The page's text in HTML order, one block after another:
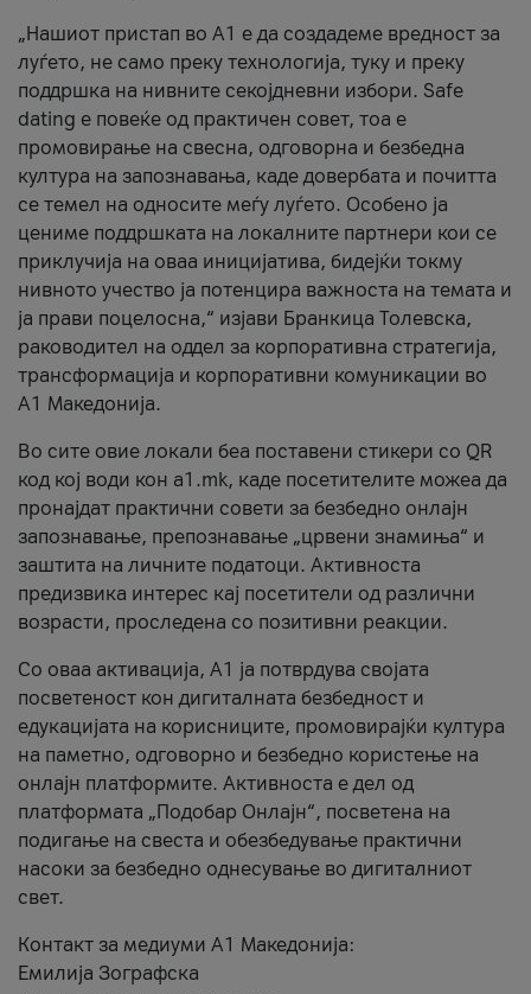
„Нашиот пристап во А1 е да создадеме вредност за
луѓето, не само преку технологија, туку и преку
поддршка на нивните секојдневни избори. Safe
dating е повеќе од практичен совет, тоа е
промовирање на свесна, одговорна и безбедна
култура на запознавања, каде довербата и почитта
се темел на односите меѓу луѓето. Особено ја
цениме поддршката на локалните партнери кои се
приклучија на оваа иницијатива, бидејќи токму
нивното учество ја потенцира важноста на темата и
ја прави поцелосна,“ изјави Бранкица Толевска,
раководител на оддел за корпоративна стратегија,
трансформација и корпоративни комуникации во
А1 Македонија.
Во сите овие локали беа поставени стикери со QR
код кој води кон a1.mk, каде посетителите можеа да
пронајдат практични совети за безбедно онлајн
запознавање, препознавање „црвени знамиња“ и
заштита на личните податоци. Активноста
предизвика интерес кај посетители од различни
возрасти, проследена со позитивни реакции.
Со оваа активација, А1 ја потврдува својата
посветеност кон дигиталната безбедност и
едукацијата на корисниците, промовирајќи култура
на паметно, одговорно и безбедно користење на
онлајн платформите. Активноста е дел од
платформата „Подобар Онлајн“, посветена на
подигање на свеста и обезбедување практични
насоки за безбедно однесување во дигиталниот
свет.
Контакт за медиуми А1 Македонија:
Емилија Зографска